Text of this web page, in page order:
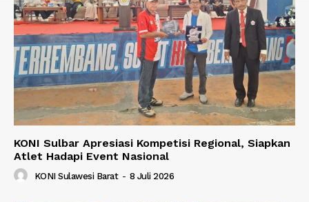
KONI Sulbar Apresiasi Kompetisi Regional, Siapkan
Atlet Hadapi Event Nasional
KONI Sulawesi Barat - 8 Juli 2026